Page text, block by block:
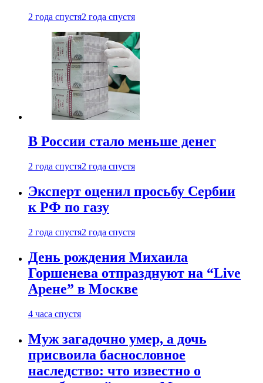
2 года спустя2 года спустя
В России стало меньше денег
2 года спустя2 года спустя
Эксперт оценил просьбу Сербии
к РФ по газу
2 года спустя2 года спустя
День рождения Михаила
Горшенева отпразднуют на “Live
Арене” в Москве
4 часа спустя
Муж загадочно умер, а дочь
присвоила баснословное
наследство: что известно о